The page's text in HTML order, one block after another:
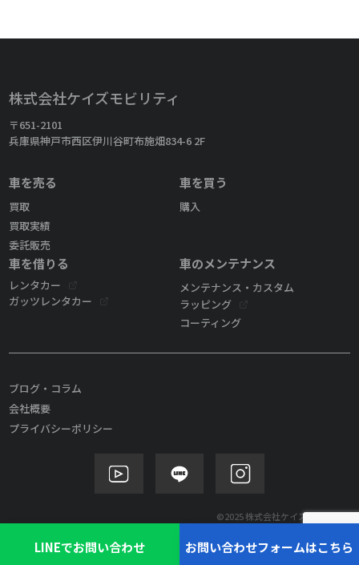
LINEでお問い合わせ お問い合わせフォームはこちら
株式会社ケイズモビリティ
〒651-2101
兵庫県神戸市西区伊川谷町布施畑834-6 2F
車を売る
買取
買取実績
委託販売
車を買う
購入
車を借りる
レンタカー
ガッツレンタカー
車のメンテナンス
メンテナンス・カスタム
ラッピング
コーティング
ブログ・コラム
会社概要
プライバシーポリシー
©2025 株式会社ケイズモビリティ